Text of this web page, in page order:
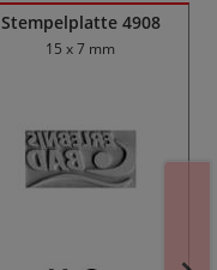
Stempelplatte 4908
15 x 7 mm